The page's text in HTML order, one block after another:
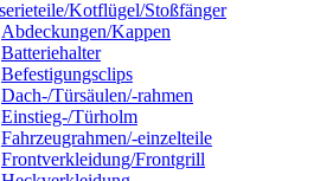
Kotflügel/Stoßfänger
Abdeckungen/Kappen
Batteriehalter
Befestigungsclips
Dach-/Türsäulen/-rahmen
Einstieg-/Türholm
Fahrzeugrahmen/-einzelteile
Frontverkleidung/Frontgrill